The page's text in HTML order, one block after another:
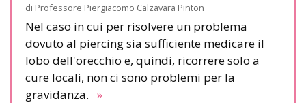
di Professore Piergiacomo Calzavara Pinton
Nel caso in cui per risolvere un problema
dovuto al piercing sia sufficiente medicare il
lobo dell'orecchio e, quindi, ricorrere solo a
cure locali, non ci sono problemi per la
gravidanza. »